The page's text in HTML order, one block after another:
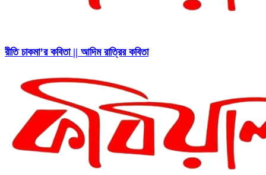
রীতি চাকমা’র কবিতা || আদিম রাত্রির কবিতা